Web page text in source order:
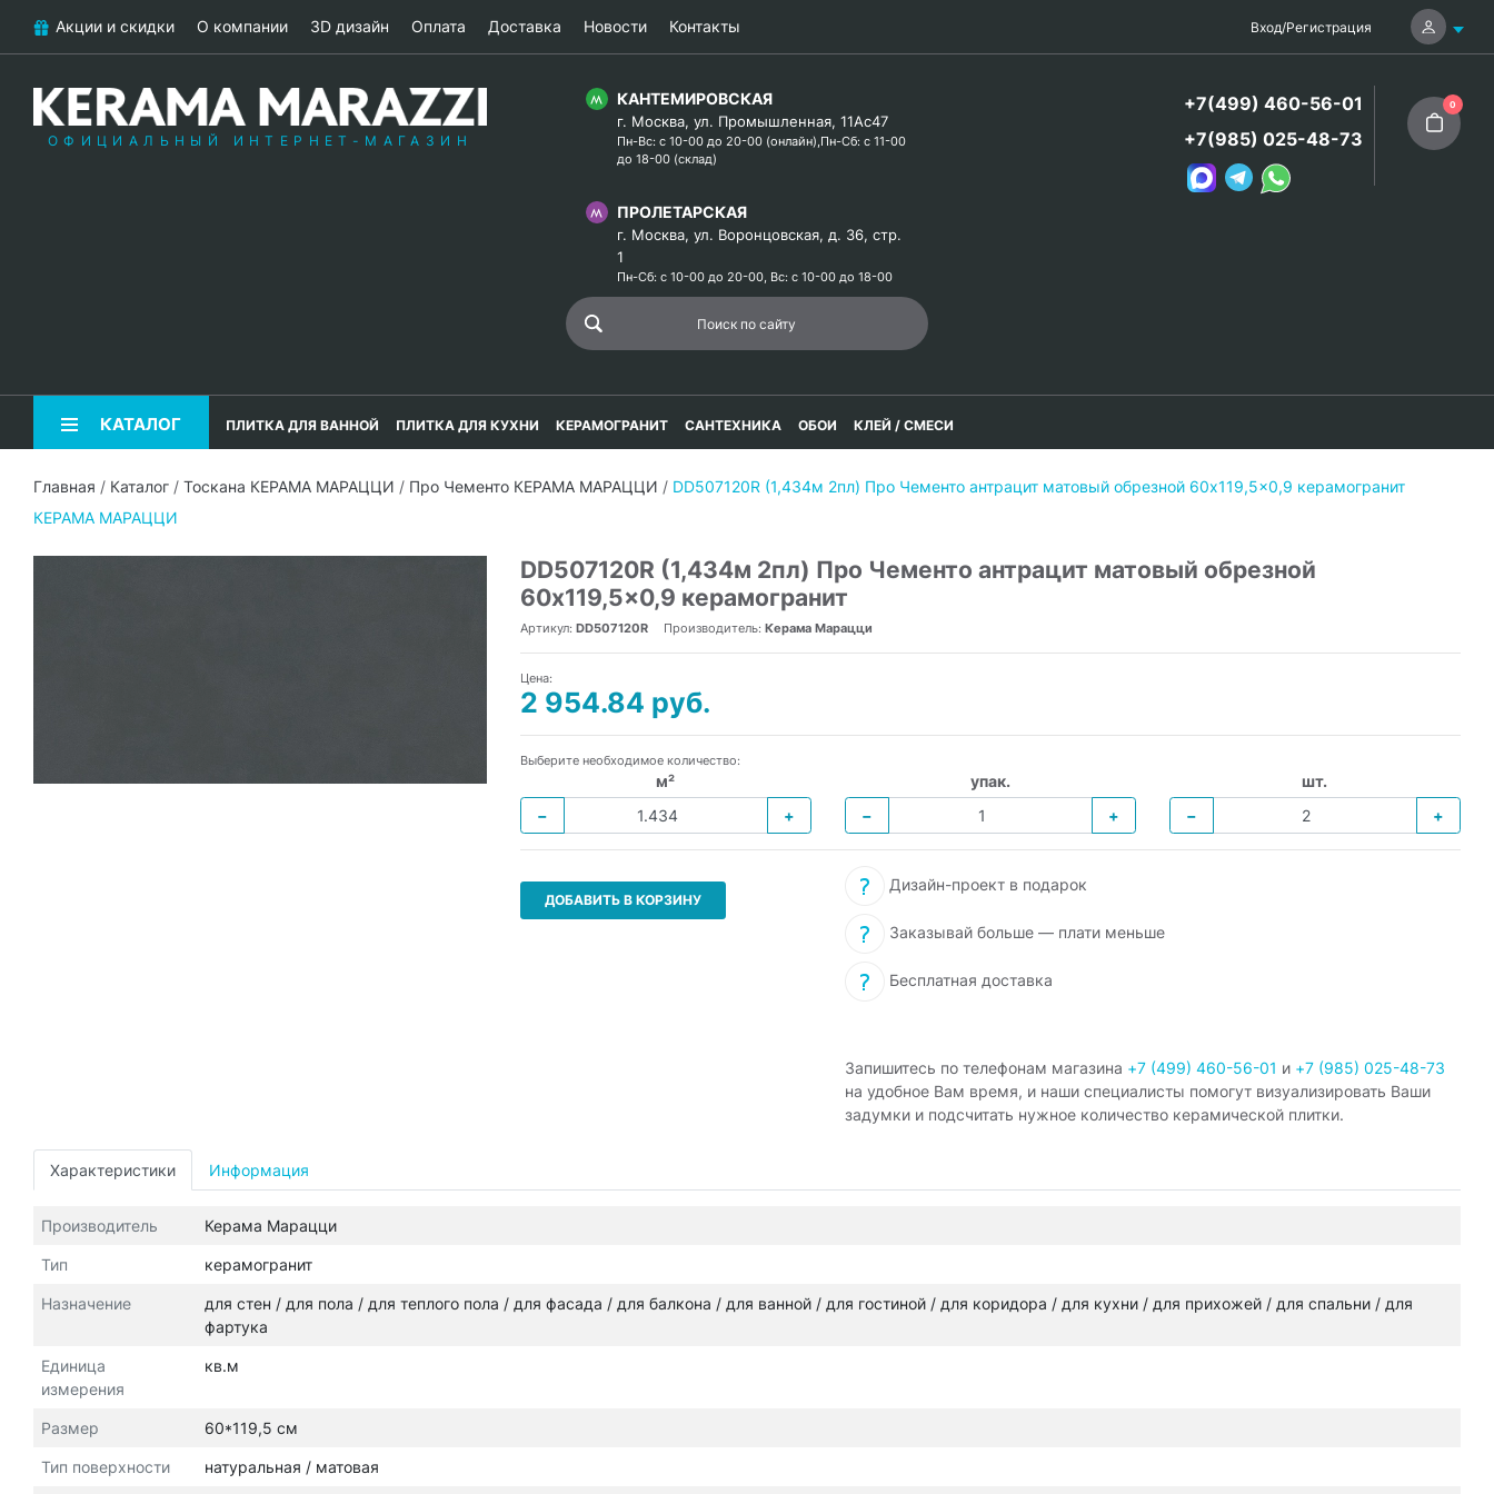
Акции и скидки О компании 3D дизайн Оплата Доставка Новости Контакты Вход/Регистрация
ОФИЦИАЛЬНЫЙ ИНТЕРНЕТ-МАГАЗИН
КАНТЕМИРОВСКАЯ
г. Москва, ул. Промышленная, 11Ас47
Пн-Вс: с 10-00 до 20-00 (онлайн),Пн-Сб: с 11-00
до 18-00 (склад)
ПРОЛЕТАРСКАЯ
г. Москва, ул. Воронцовская, д. 36, стр.
1
Пн-Сб: с 10-00 до 20-00, Вс: с 10-00 до 18-00
+7(499) 460-56-01
+7(985) 025-48-73
0
КАТАЛОГ ПЛИТКА ДЛЯ ВАННОЙ ПЛИТКА ДЛЯ КУХНИ КЕРАМОГРАНИТ САНТЕХНИКА ОБОИ КЛЕЙ / СМЕСИ
Главная / Каталог / Тоскана КЕРАМА МАРАЦЦИ / Про Чементо КЕРАМА МАРАЦЦИ / DD507120R (1,434м 2пл) Про Чементо антрацит матовый обрезной 60x119,5x0,9 керамогранит
КЕРАМА МАРАЦЦИ
DD507120R (1,434м 2пл) Про Чементо антрацит матовый обрезной
60x119,5x0,9 керамогранит
Артикул: DD507120R Производитель: Керама Марацци
Цена:
2 954.84 руб.
Выберите необходимое количество:
м²
−
+
упак.
−
+
шт.
−
+
ДОБАВИТЬ В КОРЗИНУ
Дизайн-проект в подарок
Заказывай больше — плати меньше
Бесплатная доставка
Запишитесь по телефонам магазина +7 (499) 460-56-01 и +7 (985) 025-48-73
на удобное Вам время, и наши специалисты помогут визуализировать Ваши
задумки и подсчитать нужное количество керамической плитки.
Характеристики Информация
Производитель Керама Марацци
Тип керамогранит
Назначение
для стен / для пола / для теплого пола / для фасада / для балкона / для ванной / для гостиной / для коридора / для кухни / для прихожей / для спальни / для
фартука
Единица
измерения
кв.м
Размер 60*119,5 см
Тип поверхности натуральная / матовая